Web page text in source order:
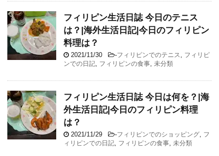
フィリピン生活日誌 今日のテニス
は？|海外生活日記|今日のフィリピン
料理は？
2021/11/30 -フィリピンでのテニス
フィリピ
ンでの日記 フィリピンの食事 未分類
フィリピン生活日誌 今日は何を？|海
外生活日記|今日のフィリピン料理
は？
2021/11/29 -フィリピンでのショッピング フ
ィリピンでの日記 フィリピンの食事 未分類